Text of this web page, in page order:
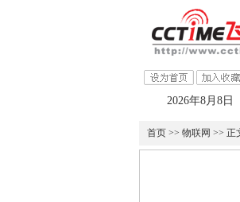
2026年8月8日
首页>> 物联网 >> 正